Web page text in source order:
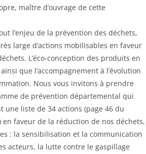
maître d’ouvrage de cette
l’enjeu de la prévention des déchets,
large d’actions mobilisables en faveur
L’éco-conception des produits en
que l’accompagnement à l’évolution
Nous vous invitons à prendre
de prévention départemental qui
une liste de 34 actions (page 46 du
faveur de la réduction de nos déchets,
: la sensibilisation et la communication
acteurs, la lutte contre le gaspillage